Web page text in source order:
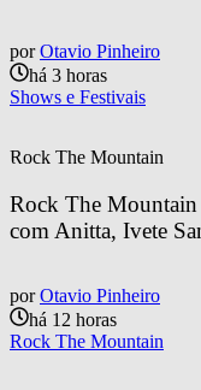
por Otavio Pinheiro
há 3 horas
Shows e Festivais
Rock The Mountain
Rock The
com Anitta, Ivete
por Otavio Pinheiro
há 12 horas
Rock The Mountain